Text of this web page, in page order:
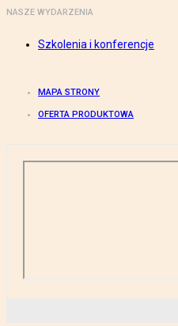
NASZE WYDARZENIA
Szkolenia i konferencje
MAPA STRONY
OFERTA PRODUKTOWA